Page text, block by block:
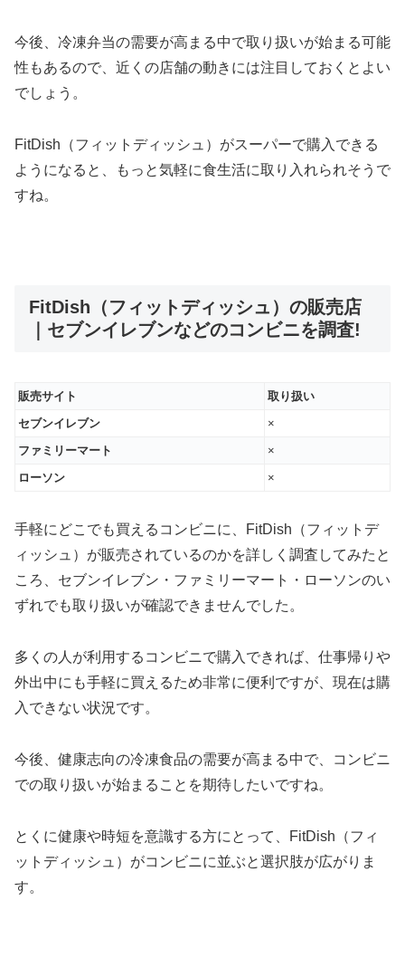
今後、冷凍弁当の需要が高まる中で取り扱いが始まる可能
性もあるので、近くの店舗の動きには注目しておくとよい
でしょう。
FitDish（フィットディッシュ）がスーパーで購入できる
ようになると、もっと気軽に食生活に取り入れられそうで
すね。
FitDish（フィットディッシュ）の販売店
｜セブンイレブンなどのコンビニを調査!
販売サイト
取り扱い
セブンイレブン
×
ファミリーマート
×
ローソン
×
手軽にどこでも買えるコンビニに、FitDish（フィットデ
ィッシュ）が販売されているのかを詳しく調査してみたと
ころ、セブンイレブン・ファミリーマート・ローソンのい
ずれでも取り扱いが確認できませんでした。
多くの人が利用するコンビニで購入できれば、仕事帰りや
外出中にも手軽に買えるため非常に便利ですが、現在は購
入できない状況です。
今後、健康志向の冷凍食品の需要が高まる中で、コンビニ
での取り扱いが始まることを期待したいですね。
とくに健康や時短を意識する方にとって、FitDish（フィ
ットディッシュ）がコンビニに並ぶと選択肢が広がりま
す。